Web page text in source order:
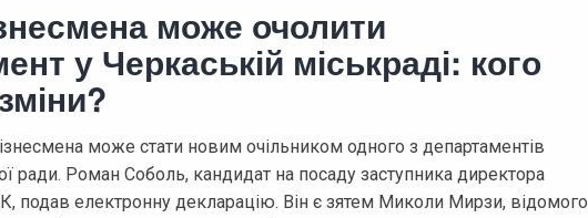
може очолити
у Черкаській міськраді: кого
може стати новим очільником одного з департаментів
ради. Роман Соболь, кандидат на посаду заступника директора
подав електронну декларацію. Він є зятем Миколи Мирзи, відомого